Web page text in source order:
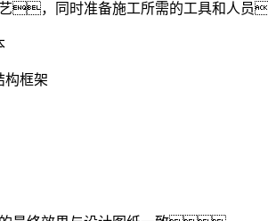
，同时准备施工所需的工具和人员
框架